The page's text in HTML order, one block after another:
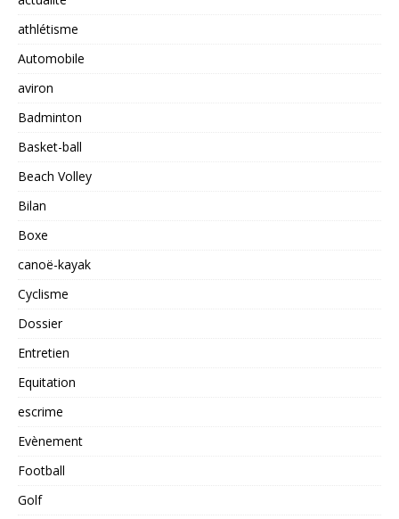
athlétisme
Automobile
aviron
Badminton
Basket-ball
Beach Volley
Bilan
Boxe
canoë-kayak
Cyclisme
Dossier
Entretien
Equitation
escrime
Evènement
Football
Golf